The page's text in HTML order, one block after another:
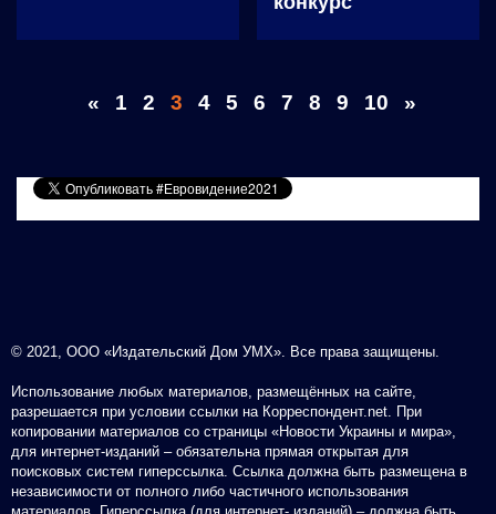
« 1 2 3 4 5 6 7 8 9 10 »
© 2021, ООО «Издательский Дом УМХ». Все права защищены.
Использование любых материалов, размещённых на сайте,
разрешается при условии ссылки на Корреспондент.net. При
копировании материалов со страницы «Новости Украины и мира»,
для интернет-изданий – обязательна прямая открытая для
поисковых систем гиперссылка. Ссылка должна быть размещена в
независимости от полного либо частичного использования